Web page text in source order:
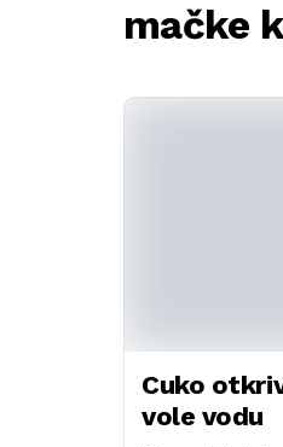
mačke
Cuko
vole vodu